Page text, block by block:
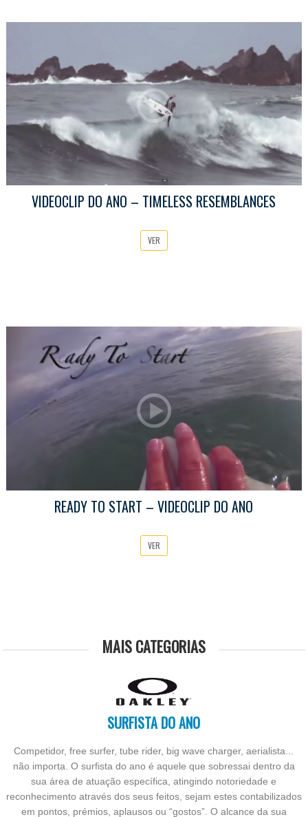
VIDEOCLIP DO ANO – TIMELESS RESEMBLANCES
VER
READY TO START – VIDEOCLIP DO ANO
VER
MAIS CATEGORIAS
SURFISTA DO ANO
Competidor, free surfer, tube rider, big wave charger, aerialista...
não importa. O surfista do ano é aquele que sobressai dentro da
sua área de atuação específica, atingindo notoriedade e
reconhecimento através dos seus feitos, sejam estes contabilizados
em pontos, prémios, aplausos ou “gostos”. O alcance da sua